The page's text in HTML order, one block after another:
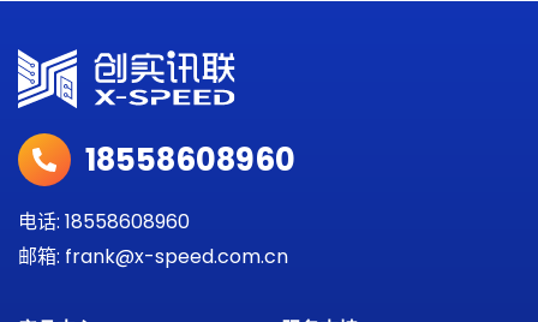
18558608960
电话: 18558608960
邮箱: frank@x-speed.com.cn